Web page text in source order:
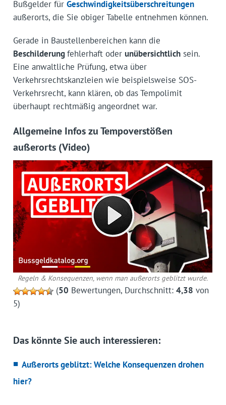
Bußgelder für Geschwindigkeitsüberschreitungen
außerorts, die Sie obiger Tabelle entnehmen können.
Gerade in Baustellenbereichen kann die
Beschilderungfehlerhaft oder unübersichtlichsein.
Eine anwaltliche Prüfung, etwa über
Verkehrsrechtskanzleien wie beispielsweise SOS-
Verkehrsrecht, kann klären, ob das Tempolimit
überhaupt rechtmäßig angeordnet war.
Allgemeine Infos zu Tempoverstößen
außerorts (Video)
Regeln & Konsequenzen, wenn man außerorts geblitzt wurde.
(50 Bewertungen, Durchschnitt: 4,38 von
5)
Das könnte Sie auch interessieren:
Außerorts geblitzt: Welche Konsequenzen drohen
hier?